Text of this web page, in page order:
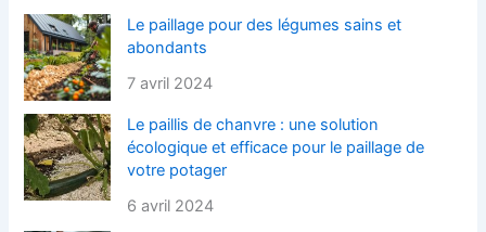
Le paillage pour des légumes sains et
abondants
7 avril 2024
Le paillis de chanvre : une solution
écologique et efficace pour le paillage de
votre potager
6 avril 2024